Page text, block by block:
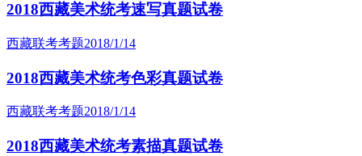
2018西藏美术统考速写真题试卷
西藏联考考题2018/1/14
2018西藏美术统考色彩真题试卷
西藏联考考题2018/1/14
2018西藏美术统考素描真题试卷